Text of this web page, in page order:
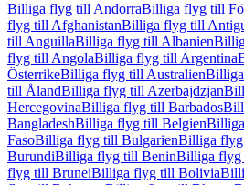
Billiga flyg till AndorraBilliga flyg till
flyg till AfghanistanBilliga flyg till
till AnguillaBilliga flyg till Albanien
flyg till AngolaBilliga flyg till Argentina
ÖsterrikeBilliga flyg till Australien
till ÅlandBilliga flyg till Azerbajdzjan
HercegovinaBilliga flyg till Barbados
BangladeshBilliga flyg till Belgien
FasoBilliga flyg till BulgarienBilliga
BurundiBilliga flyg till BeninBilliga flyg
flyg till BruneiBilliga flyg till Bolivia